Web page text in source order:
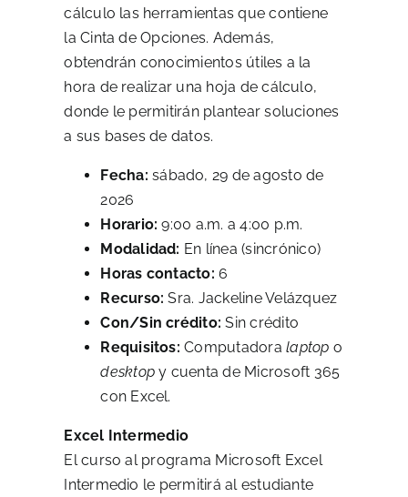
cálculo las herramientas que contiene
la Cinta de Opciones. Además,
obtendrán conocimientos útiles a la
hora de realizar una hoja de cálculo,
donde le permitirán plantear soluciones
a sus bases de datos.
Fecha: sábado, 29 de agosto de
2026
Horario: 9:00 a.m. a 4:00 p.m.
Modalidad: En línea (sincrónico)
Horas contacto: 6
Recurso: Sra. Jackeline Velázquez
Con/Sin crédito: Sin crédito
Requisitos: Computadoralaptop o
desktop y cuenta de Microsoft 365
con Excel.
Excel Intermedio
El curso al programa Microsoft Excel
Intermedio le permitirá al estudiante